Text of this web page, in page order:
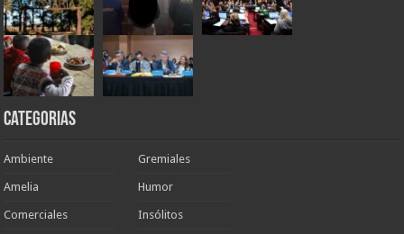
Categorias
Ambiente
Amelia
Comerciales
Gremiales
Humor
Insólitos